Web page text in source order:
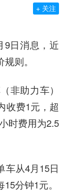
+ 关注
9日消息，近
则。
非助力车）
收费1元，超
时费用为2.5
车从4月15日
分钟1元。